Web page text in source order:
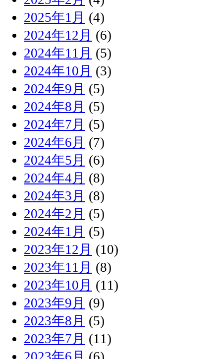
2025年1月 (4)
2024年12月 (6)
2024年11月 (5)
2024年10月 (3)
2024年9月 (5)
2024年8月 (5)
2024年7月 (5)
2024年6月 (7)
2024年5月 (6)
2024年4月 (8)
2024年3月 (8)
2024年2月 (5)
2024年1月 (5)
2023年12月 (10)
2023年11月 (8)
2023年10月 (11)
2023年9月 (9)
2023年8月 (5)
2023年7月 (11)